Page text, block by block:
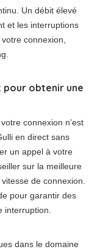
Un débit élevé
et les interruptions
connexion,
obtenir une
connexion n’est
en direct sans
un appel à votre
sur la meilleure
de connexion.
pour garantir des
interruption.
dans le domaine